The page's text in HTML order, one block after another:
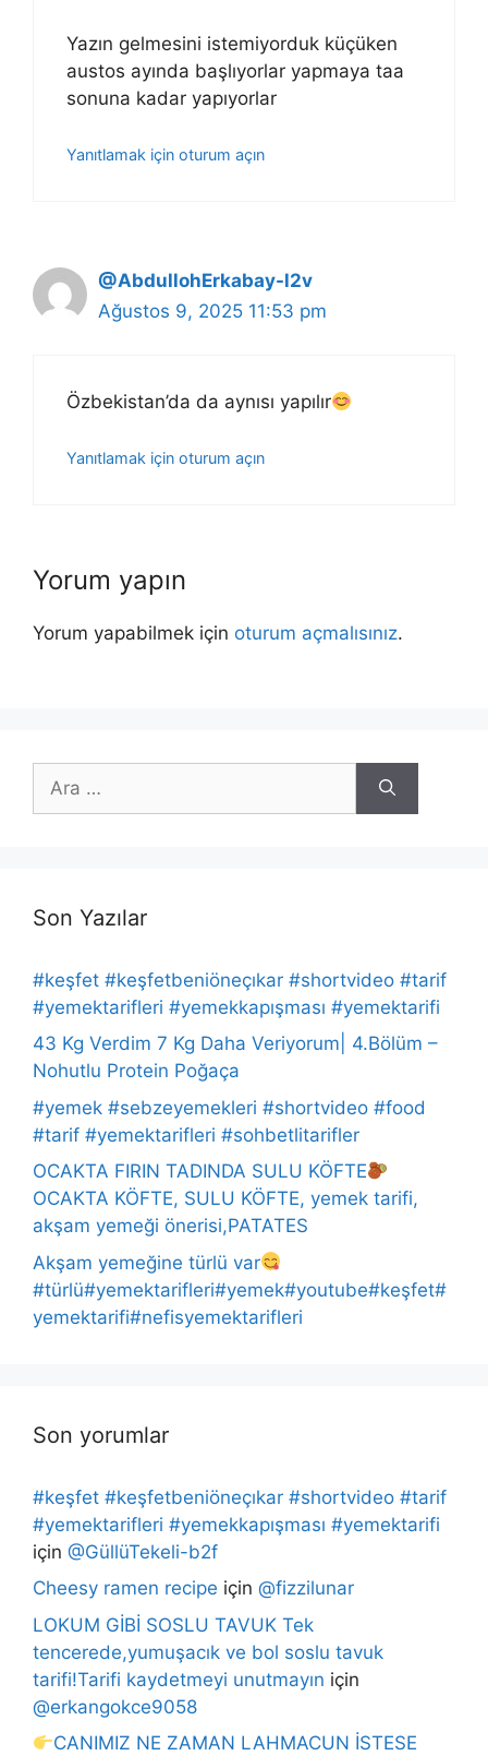
Yazın gelmesini istemiyorduk küçüken
austos ayında başlıyorlar yapmaya taa
sonuna kadar yapıyorlar
Yanıtlamak için oturum açın
@AbdullohErkabay-l2v
Ağustos 9, 2025 11:53 pm
Özbekistan’da da aynısı yapılır
Yanıtlamak için oturum açın
Yorum yapın
Yorum yapabilmek için oturum açmalısınız.
ara
Son Yazılar
#keşfet #keşfetbeniöneçıkar #shortvideo #tarif
#yemektarifleri #yemekkapışması #yemektarifi
43 Kg Verdim 7 Kg Daha Veriyorum| 4.Bölüm –
Nohutlu Protein Poğaça
#yemek #sebzeyemekleri #shortvideo #food
#tarif #yemektarifleri #sohbetlitarifler
OCAKTA FIRIN TADINDA SULU KÖFTE
OCAKTA KÖFTE, SULU KÖFTE, yemek tarifi,
akşam yemeği önerisi,PATATES
Akşam yemeğine türlü var
#türlü#yemektarifleri#yemek#youtube#keşfet#
yemektarifi#nefisyemektarifleri
Son yorumlar
#keşfet #keşfetbeniöneçıkar #shortvideo #tarif
#yemektarifleri #yemekkapışması #yemektarifi
için @GüllüTekeli-b2f
Cheesy ramen recipe için @fizzilunar
LOKUM GİBİ SOSLU TAVUK Tek
tencerede,yumuşacık ve bol soslu tavuk
tarifi!Tarifi kaydetmeyi unutmayın için
@erkangokce9058
CANIMIZ NE ZAMAN LAHMACUN İSTESE